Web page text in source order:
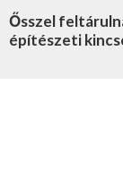
Ősszel
építészeti